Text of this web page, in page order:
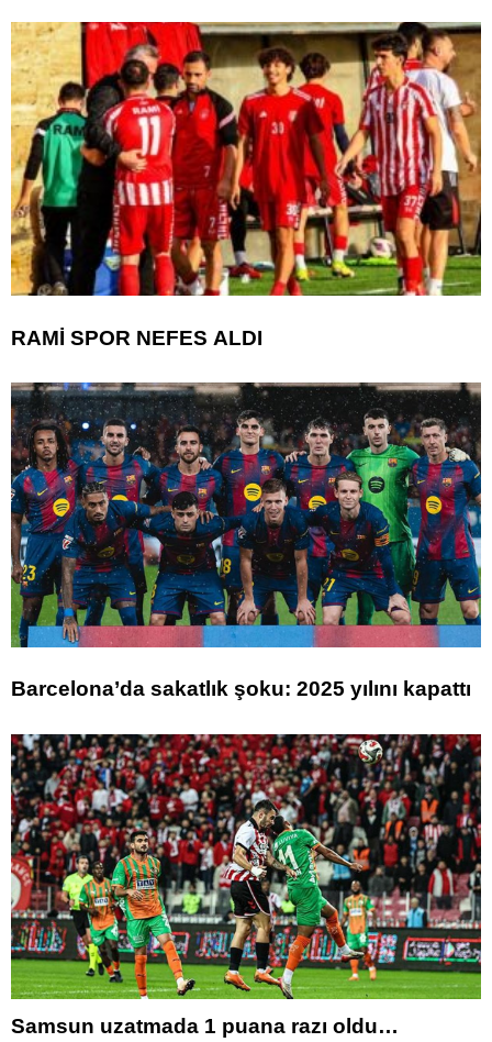
RAMİ SPOR NEFES ALDI
Barcelona’da sakatlık şoku: 2025 yılını kapattı
Samsun uzatmada 1 puana razı oldu…